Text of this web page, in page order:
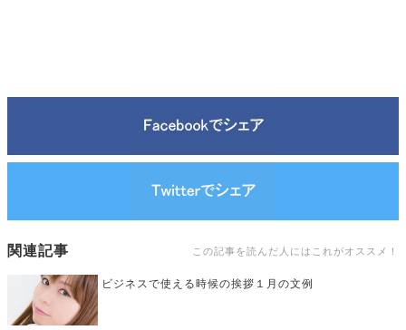
関連記事 この記事を読んだ人にはこれがオススメ！
ビジネスで使える時候の挨拶１月の文例